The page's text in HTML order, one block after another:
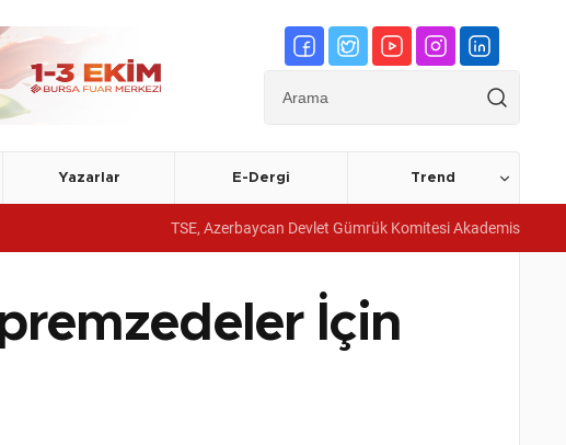
Yazarlar E-Dergi Trend
TSE, Azerbaycan Devlet Gümrük Komitesi Akademisine yönetim sistemi
İçin